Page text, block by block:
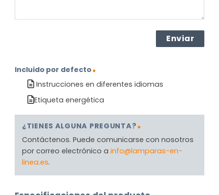
Incluido por defecto
Instrucciones en diferentes idiomas
Etiqueta energética
¿TIENES ALGUNA PREGUNTA?
Contáctenos. Puede comunicarse con nosotros
por correo electrónico a info@lamparas-en-
linea.es.